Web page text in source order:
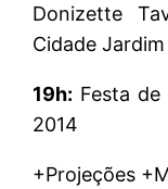
Donizette
Cidade Jardim
19h: Festa
2014
+Projeções